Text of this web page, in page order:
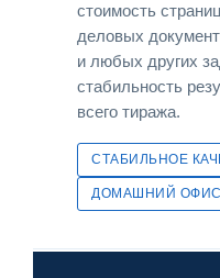
стоимость
деловых
и любых других
стабильность
всего тиража.
СТАБИЛЬНОЕ
ДОМАШНИЙ ОФИС